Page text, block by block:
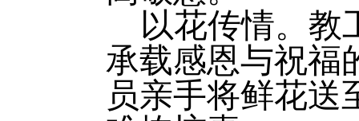
以花传情。 教
承载感恩与祝福
员亲手将鲜花送